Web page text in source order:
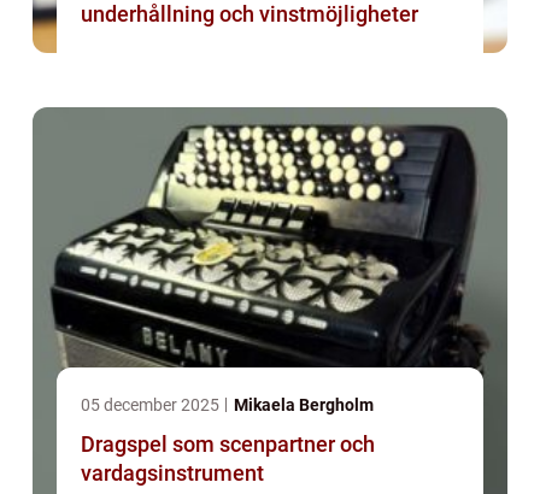
underhållning och vinstmöjligheter
05 december 2025 Mikaela Bergholm
Dragspel som scenpartner och
vardagsinstrument